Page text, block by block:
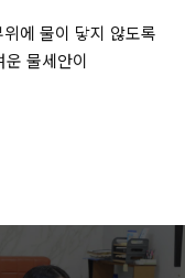
에 물이 닿지 않도록
물세안이